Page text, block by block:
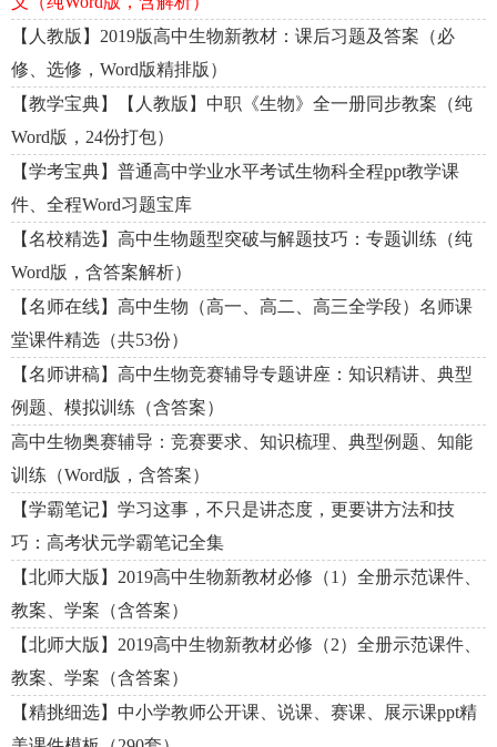
【人教版】2019版高中生物新教材：课后习题及答案（必
修、选修，Word版精排版）
【教学宝典】【人教版】中职《生物》全一册同步教案（纯
Word版，24份打包）
【学考宝典】普通高中学业水平考试生物科全程ppt教学课
件、全程Word习题宝库
【名校精选】高中生物题型突破与解题技巧：专题训练（纯
Word版，含答案解析）
【名师在线】高中生物（高一、高二、高三全学段）名师课
堂课件精选（共53份）
【名师讲稿】高中生物竞赛辅导专题讲座：知识精讲、典型
例题、模拟训练（含答案）
高中生物奥赛辅导：竞赛要求、知识梳理、典型例题、知能
训练（Word版，含答案）
【学霸笔记】学习这事，不只是讲态度，更要讲方法和技
巧：高考状元学霸笔记全集
【北师大版】2019高中生物新教材必修（1）全册示范课件、
教案、学案（含答案）
【北师大版】2019高中生物新教材必修（2）全册示范课件、
教案、学案（含答案）
【精挑细选】中小学教师公开课、说课、赛课、展示课ppt精